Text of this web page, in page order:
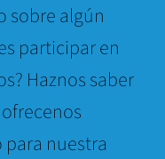
sobre algún
participar en
Haznos saber
nuestra